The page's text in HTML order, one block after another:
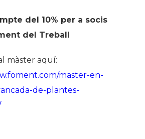
del 10% per a socis
del Treball
màster aquí:
master-en-
de-plantes-